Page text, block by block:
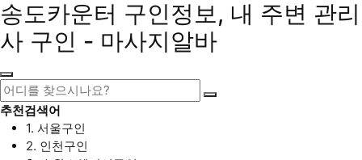
송도카운터 구인정보, 내 주변 관리
사 구인 - 마사지알바
추천검색어
1. 서울구인
2. 인천구인